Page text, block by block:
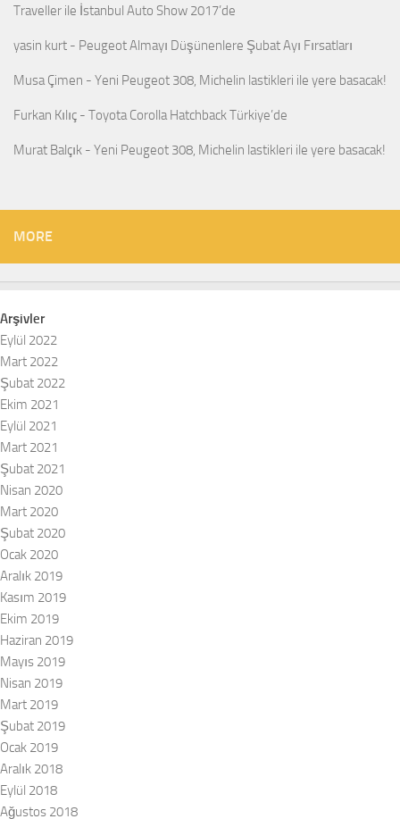
Traveller ile İstanbul Auto Show 2017’de
yasin kurt - Peugeot Almayı Düşünenlere Şubat Ayı Fırsatları
Musa Çimen - Yeni Peugeot 308, Michelin lastikleri ile yere basacak!
Furkan Kılıç - Toyota Corolla Hatchback Türkiye’de
Murat Balçık - Yeni Peugeot 308, Michelin lastikleri ile yere basacak!
MORE
Arşivler
Eylül 2022
Mart 2022
Şubat 2022
Ekim 2021
Eylül 2021
Mart 2021
Şubat 2021
Nisan 2020
Mart 2020
Şubat 2020
Ocak 2020
Aralık 2019
Kasım 2019
Ekim 2019
Haziran 2019
Mayıs 2019
Nisan 2019
Mart 2019
Şubat 2019
Ocak 2019
Aralık 2018
Eylül 2018
Ağustos 2018